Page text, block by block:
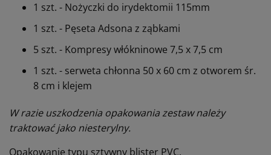
1 szt. - Nożyczki do irydektomii 115mm
1 szt. - Pęseta Adsona z ząbkami
5 szt. - Kompresy włókninowe 7,5 x 7,5 cm
1 szt. - serweta chłonna 50 x 60 cm z otworem śr.
8 cm i klejem
W razie uszkodzenia opakowania zestaw należy
traktować jako niesterylny.
Opakowanie typu sztywny blister PVC.